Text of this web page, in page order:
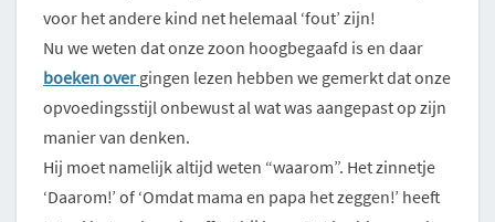
voor het andere kind net helemaal ‘fout’ zijn!
Nu we weten dat onze zoon hoogbegaafd is en daar
boeken over gingen lezen hebben we gemerkt dat onze
opvoedingsstijl onbewust al wat was aangepast op zijn
manier van denken.
Hij moet namelijk altijd weten “waarom”. Het zinnetje
‘Daarom!’ of ‘Omdat mama en papa het zeggen!’ heeft